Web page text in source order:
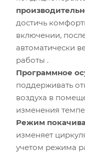
достичь
включении,
автоматически
работы .
Программное
поддерживать
воздуха в
изменения
Режим
изменяет
учетом режима
Мощность остальной
Рекомендуемый